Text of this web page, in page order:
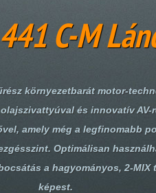
C-M
környezetbarát motor-
és innovatív
amely még a legfinomabb
Optimálisan
a hagyományos, 2-
képest.